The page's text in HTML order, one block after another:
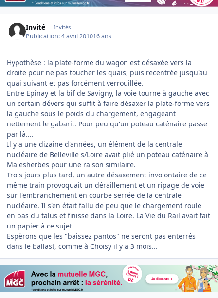
Invité Invités
Publication:4 avril 201016 ans
Hypothèse : la plate-forme du wagon est désaxée vers la
droite pour ne pas toucher les quais, puis recentrée jusqu'au
quai suivant et pas forcément verrouillée.
Entre Epinay et la bif de Savigny, la voie tourne à gauche avec
un certain dévers qui suffit à faire désaxer la plate-forme vers
la gauche sous le poids du chargement, engageant
nettement le gabarit. Pour peu qu'un poteau caténaire passe
par là....
Il y a une dizaine d'années, un élément de la centrale
nucléaire de Belleville s/Loire avait plié un poteau caténaire à
Malesherbes pour une raison similaire.
Trois jours plus tard, un autre désaxement involontaire de ce
même train provoquait un déraillement et un ripage de voie
sur l'embranchement en courbe serrée de la centrale
nucléaire. Il s'en était fallu de peu que le chargement roule
en bas du talus et finisse dans la Loire. La Vie du Rail avait fait
un papier à ce sujet.
Espèrons que les "baissez pantos" ne seront pas enterrés
dans le ballast, comme à Choisy il y a 3 mois...